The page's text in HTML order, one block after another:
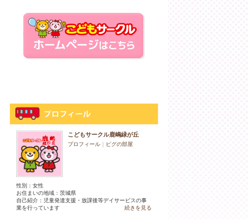
こどもサークル鹿嶋緑が丘
プロフィール ｜ ピグの部屋
性別： 女性
お住まいの地域： 茨城県
自己紹介：児童発達支援・放課後等デイサービスの事
業を行っています
続きを見る